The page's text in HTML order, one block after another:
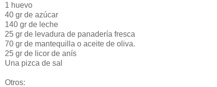
1 huevo
40 gr de azúcar
140 gr de leche
25 gr de levadura de panadería fresca
70 gr de mantequilla o aceite de oliva.
25 gr de licor de anís
Una pizca de sal
Otros: